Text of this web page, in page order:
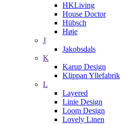
HKLiving
House Doctor
Hübsch
Høie
J
Jakobsdals
K
Karup Design
Klippan Yllefabrik
L
Layered
Linie Design
Loom Design
Lovely Linen